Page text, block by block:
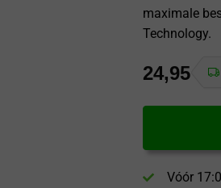
maximale
Technology.
24,95
Vóór